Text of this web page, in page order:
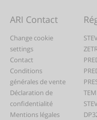
ARI Contact
Change cookie
settings
Contact
Conditions
générales de vente
Déclaration de
confidentialité
Mentions légales